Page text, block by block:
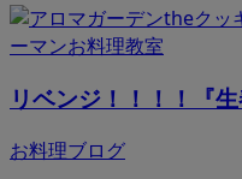
リベンジ！！！！『生
お料理ブログ